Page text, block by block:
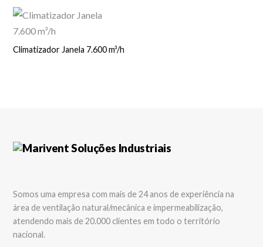
Climatizador Janela 7.600 m³/h
Somos uma empresa com mais de 24 anos de experiência na
área de ventilação natural/mecânica e impermeabilização,
atendendo mais de 20.000 clientes em todo o território
nacional.